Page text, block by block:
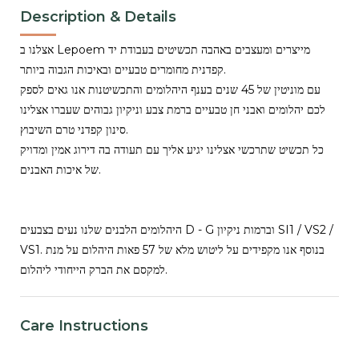
Description & Details
אצלנו ב Lepoem מייצרים ומעצבים באהבה תכשיטים בעבודת יד
קפדנית מחומרים טבעיים ובאיכות הגבוה ביותר.
עם מוניטין של 45 שנים בענף היהלומים והתכשיטנות אנו גאים לספק
לכם יהלומים ואבני חן טבעיים ברמת צבע וניקיון גבוהים שעברו אצלינו
סינון קפדני טרם השיבוץ.
כל תכשיט שתרכשי אצלינו יגיע אליך עם תעודה בה דירוג אמין ומדויק
של איכות האבנים.
היהלומים הלבנים שלנו נעים בצבעים D - G וברמות ניקיון SI1 / VS2 /
VS1. בנוסף אנו מקפידים על ליטוש מלא של 57 פאות היהלום על מנת
למקסם את הברק הייחודי ליהלום.
Care Instructions